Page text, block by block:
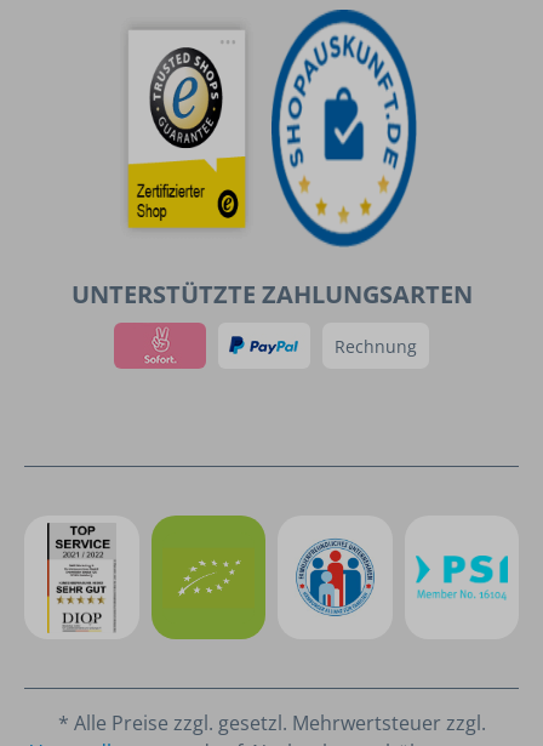
UNTERSTÜTZTE ZAHLUNGSARTEN
Rechnung
* Alle Preise zzgl. gesetzl. Mehrwertsteuer zzgl.